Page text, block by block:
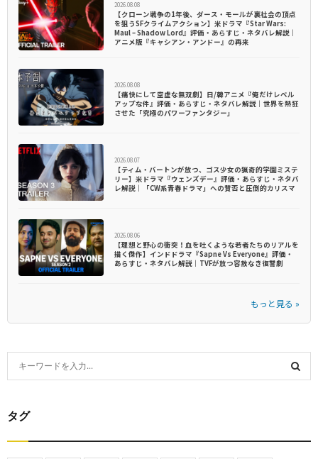
2026.08.08
【クローン戦争の1年後、ダース・モールが裏社会の頂点
を狙うSFクライムアクション】米ドラマ『Star Wars:
Maul – Shadow Lord』評価・あらすじ・ネタバレ解説｜
アニメ版『キャシアン・アンドー』の再来
2026.08.08
【痛快にして空虚な無双劇】日/韓アニメ『俺だけレベル
アップな件』評価・あらすじ・ネタバレ解説｜世界を熱狂
させた「究極のパワーファンタジー」
2026.08.07
【ティム・バートンが放つ、ゴス少女の猟奇的学園ミステ
リー】米ドラマ『ウェンズデー』評価・あらすじ・ネタバ
レ解説｜「CW系青春ドラマ」への賛否と圧倒的カリスマ
2026.08.06
【理想と野心の衝突！血を吐くような若者たちのリアルを
描く傑作】インドドラマ『Sapne Vs Everyone』評価・
あらすじ・ネタバレ解説｜TVFが放つ容赦なき復讐劇
もっと見る »
e
r
タグ